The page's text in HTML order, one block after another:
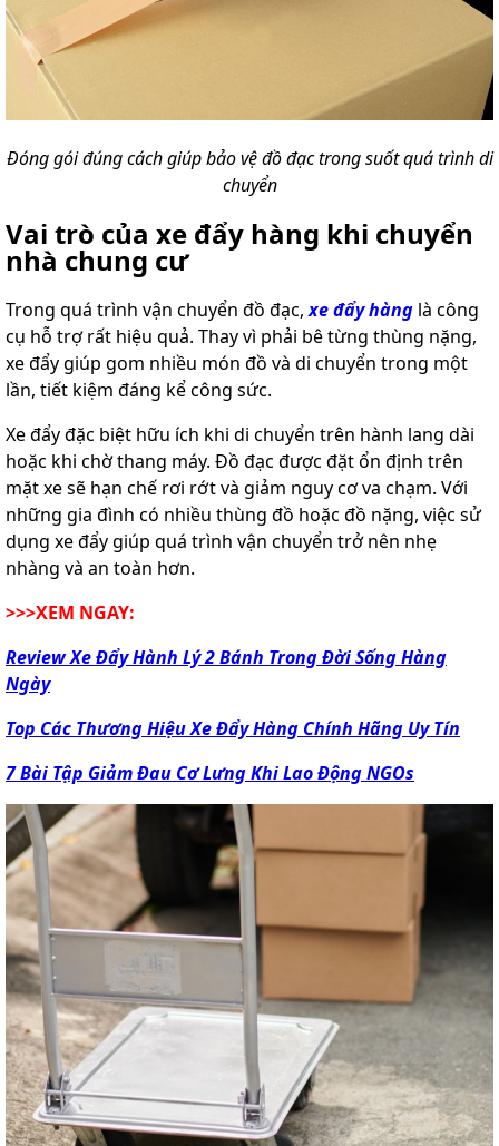
Đóng gói đúng cách giúp bảo vệ đồ đạc trong suốt quá trình di
chuyển
Vai trò của xe đẩy hàng khi chuyển
nhà chung cư
Trong quá trình vận chuyển đồ đạc,xe đẩy hàng là công
cụ hỗ trợ rất hiệu quả. Thay vì phải bê từng thùng nặng,
xe đẩy giúp gom nhiều món đồ và di chuyển trong một
lần, tiết kiệm đáng kể công sức.
Xe đẩy đặc biệt hữu ích khi di chuyển trên hành lang dài
hoặc khi chờ thang máy. Đồ đạc được đặt ổn định trên
mặt xe sẽ hạn chế rơi rớt và giảm nguy cơ va chạm. Với
những gia đình có nhiều thùng đồ hoặc đồ nặng, việc sử
dụng xe đẩy giúp quá trình vận chuyển trở nên nhẹ
nhàng và an toàn hơn.
>>>XEM NGAY:
Review Xe Đẩy Hành Lý 2 Bánh Trong Đời Sống Hàng
Ngày
Top Các Thương Hiệu Xe Đẩy Hàng Chính Hãng Uy Tín
7 Bài Tập Giảm Đau Cơ Lưng Khi Lao Động NGOs